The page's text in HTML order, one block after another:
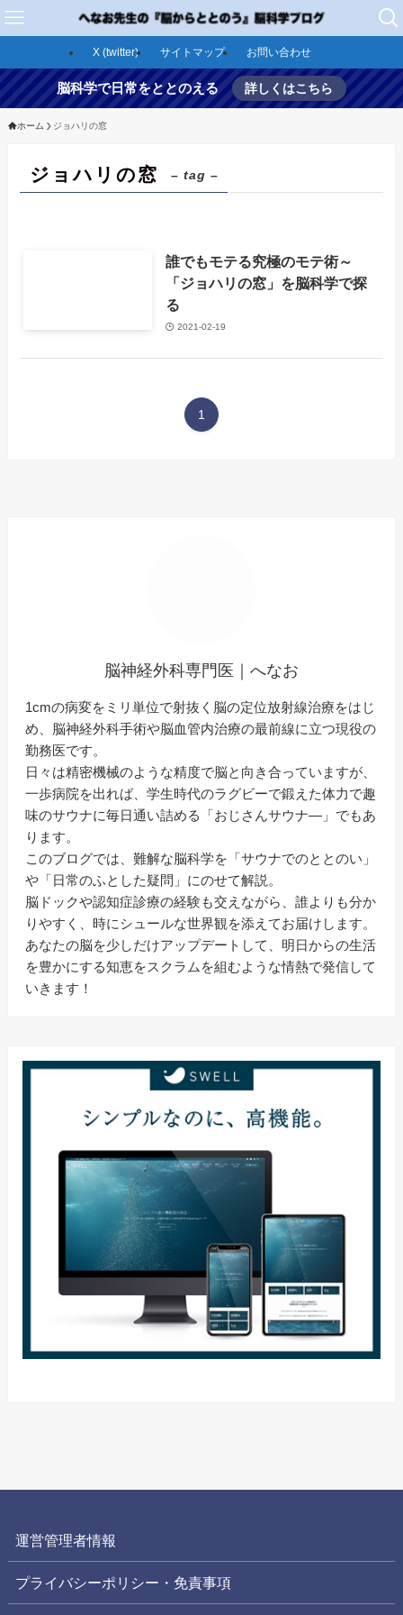
X (twitter) サイトマップ お問い合わせ
脳科学で日常をととのえる 詳しくはこちら
ホーム ジョハリの窓
ジョハリの窓 – tag –
誰でもモテる究極のモテ術～
「ジョハリの窓」を脳科学で探
る
2021-02-19
1
脳神経外科専門医｜へなお
1cmの病変をミリ単位で射抜く脳の定位放射線治療をはじ
め、脳神経外科手術や脳血管内治療の最前線に立つ現役の
勤務医です。
日々は精密機械のような精度で脳と向き合っていますが、
一歩病院を出れば、学生時代のラグビーで鍛えた体力で趣
味のサウナに毎日通い詰める「おじさんサウナ―」でもあ
ります。
このブログでは、難解な脳科学を「サウナでのととのい」
や「日常のふとした疑問」にのせて解説。
脳ドックや認知症診療の経験も交えながら、誰よりも分か
りやすく、時にシュールな世界観を添えてお届けします。
あなたの脳を少しだけアップデートして、明日からの生活
を豊かにする知恵をスクラムを組むような情熱で発信して
いきます！
運営管理者情報
プライバシーポリシー・免責事項